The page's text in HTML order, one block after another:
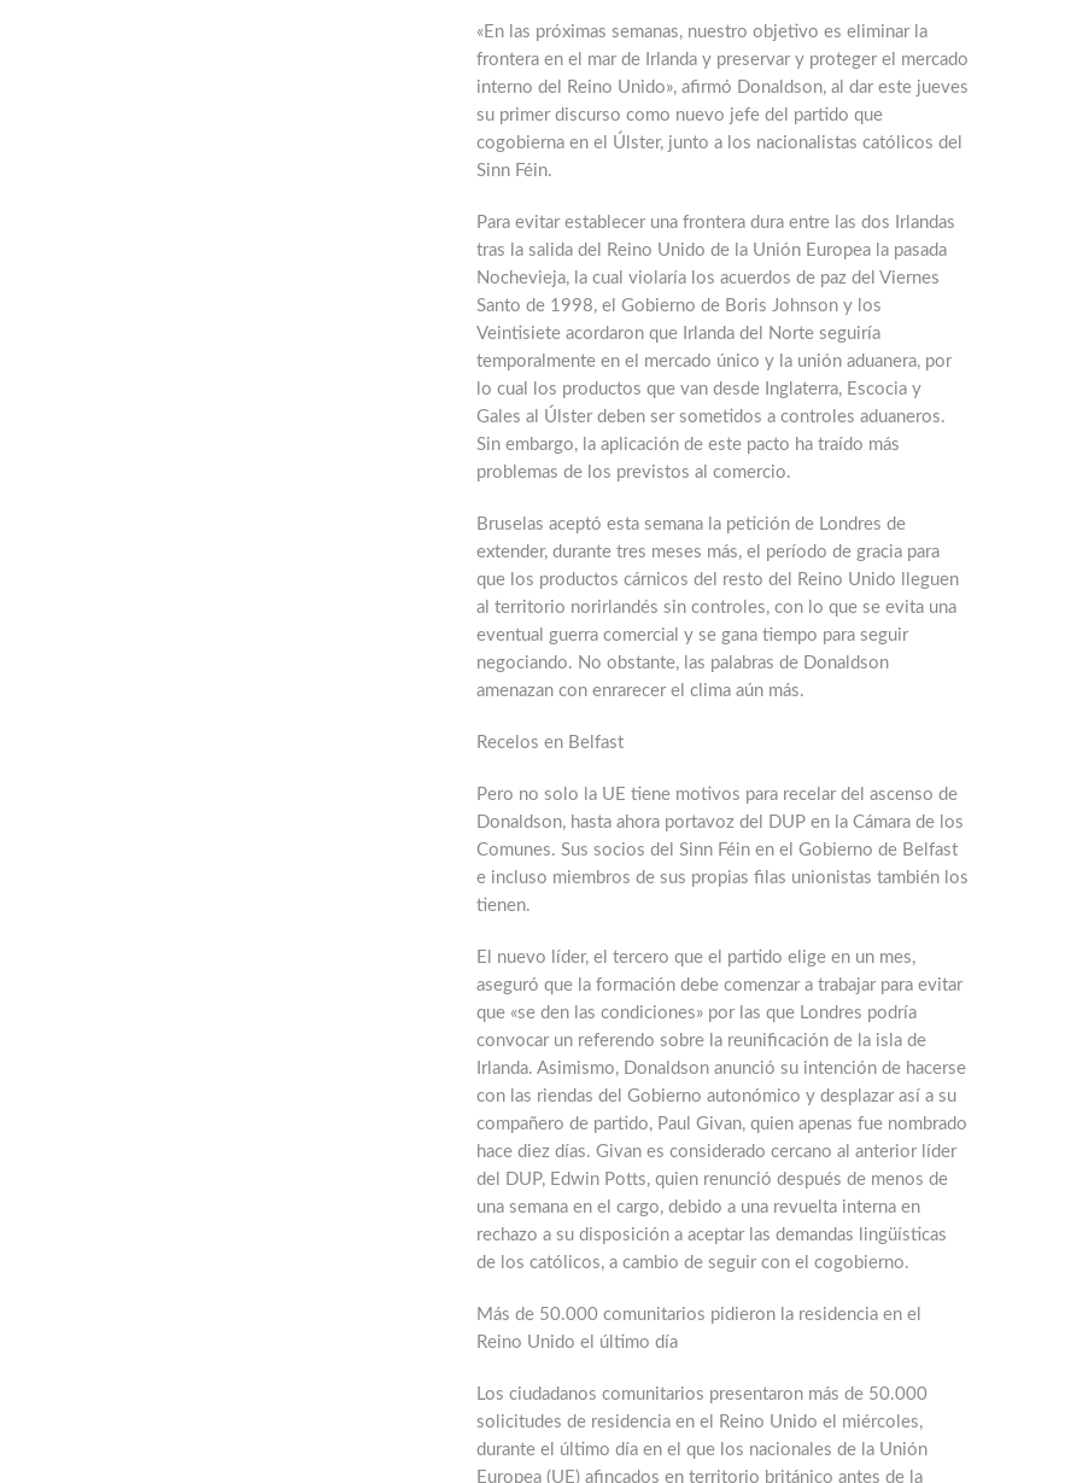
«En las próximas semanas, nuestro objetivo es eliminar la
frontera en el mar de Irlanda y preservar y proteger el mercado
interno del Reino Unido», afirmó Donaldson, al dar este jueves
su primer discurso como nuevo jefe del partido que
cogobierna en el Úlster, junto a los nacionalistas católicos del
Sinn Féin.
Para evitar establecer una frontera dura entre las dos Irlandas
tras la salida del Reino Unido de la Unión Europea la pasada
Nochevieja, la cual violaría los acuerdos de paz del Viernes
Santo de 1998, el Gobierno de Boris Johnson y los
Veintisiete acordaron que Irlanda del Norte seguiría
temporalmente en el mercado único y la unión aduanera, por
lo cual los productos que van desde Inglaterra, Escocia y
Gales al Úlster deben ser sometidos a controles aduaneros.
Sin embargo, la aplicación de este pacto ha traído más
problemas de los previstos al comercio.
Bruselas aceptó esta semana la petición de Londres de
extender, durante tres meses más, el período de gracia para
que los productos cárnicos del resto del Reino Unido lleguen
al territorio norirlandés sin controles, con lo que se evita una
eventual guerra comercial y se gana tiempo para seguir
negociando. No obstante, las palabras de Donaldson
amenazan con enrarecer el clima aún más.
Recelos en Belfast
Pero no solo la UE tiene motivos para recelar del ascenso de
Donaldson, hasta ahora portavoz del DUP en la Cámara de los
Comunes. Sus socios del Sinn Féin en el Gobierno de Belfast
e incluso miembros de sus propias filas unionistas también los
tienen.
El nuevo líder, el tercero que el partido elige en un mes,
aseguró que la formación debe comenzar a trabajar para evitar
que «se den las condiciones» por las que Londres podría
convocar un referendo sobre la reunificación de la isla de
Irlanda. Asimismo, Donaldson anunció su intención de hacerse
con las riendas del Gobierno autonómico y desplazar así a su
compañero de partido, Paul Givan, quien apenas fue nombrado
hace diez días. Givan es considerado cercano al anterior líder
del DUP, Edwin Potts, quien renunció después de menos de
una semana en el cargo, debido a una revuelta interna en
rechazo a su disposición a aceptar las demandas lingüísticas
de los católicos, a cambio de seguir con el cogobierno.
Más de 50.000 comunitarios pidieron la residencia en el
Reino Unido el último día
Los ciudadanos comunitarios presentaron más de 50.000
solicitudes de residencia en el Reino Unido el miércoles,
durante el último día en el que los nacionales de la Unión
Europea (UE) afincados en territorio británico antes de la